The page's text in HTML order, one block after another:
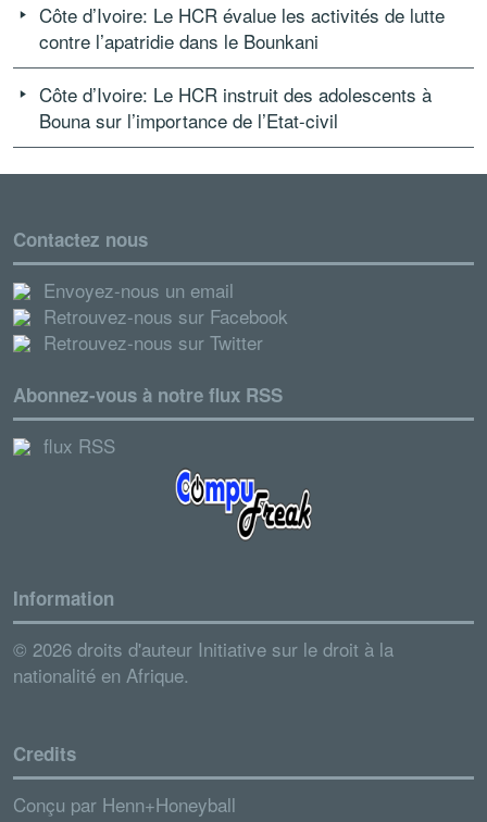
Côte d’Ivoire: Le HCR évalue les activités de lutte
contre l’apatridie dans le Bounkani
Côte d’Ivoire: Le HCR instruit des adolescents à
Bouna sur l’importance de l’Etat-civil
Contactez nous
Envoyez-nous un email
Retrouvez-nous sur Facebook
Retrouvez-nous sur Twitter
Abonnez-vous à notre flux RSS
flux RSS
Information
© 2026 droits d'auteur Initiative sur le droit à la
nationalité en Afrique.
Credits
Conçu par Henn+Honeyball